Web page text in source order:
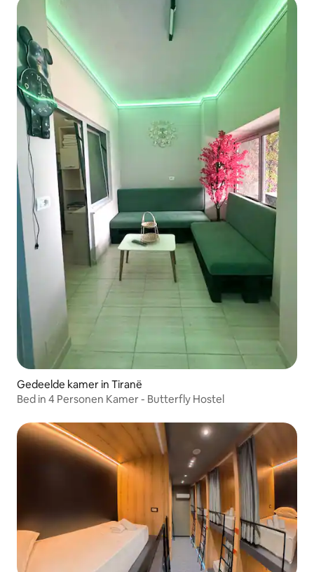
Gedeelde kamer in Tiranë
Bed in 4 Personen Kamer - Butterfly Hostel